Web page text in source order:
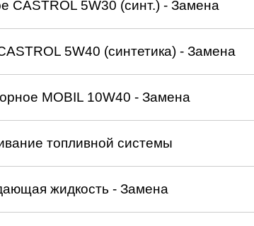
CASTROL 5W30 (синт.) - Замена
5W40 (синтетика) - Замена
MOBIL 10W40 - Замена
топливной системы
жидкость - Замена